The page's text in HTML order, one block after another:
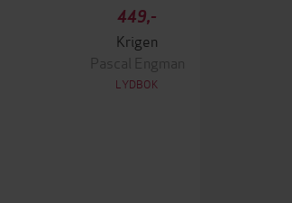
449,-
Krigen
Pascal Engman
LYDBOK